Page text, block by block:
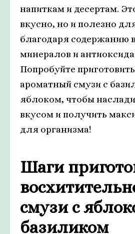
напиткам и десертам.
вкусно, но и полезно
благодаря содержанию
минералов и
Попробуйте
ароматный смузи с
яблоком, чтобы
вкусом и получить
для организма!
Шаги
смузи с
базиликом